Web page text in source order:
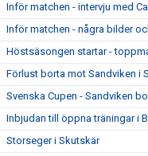
Inför matchen - intervju med
Inför matchen - några bilder
Höstsäsongen startar -
Förlust borta mot Sandviken i
Svenska Cupen - Sandviken
Inbjudan till öppna träningar i
Storseger i Skutskär